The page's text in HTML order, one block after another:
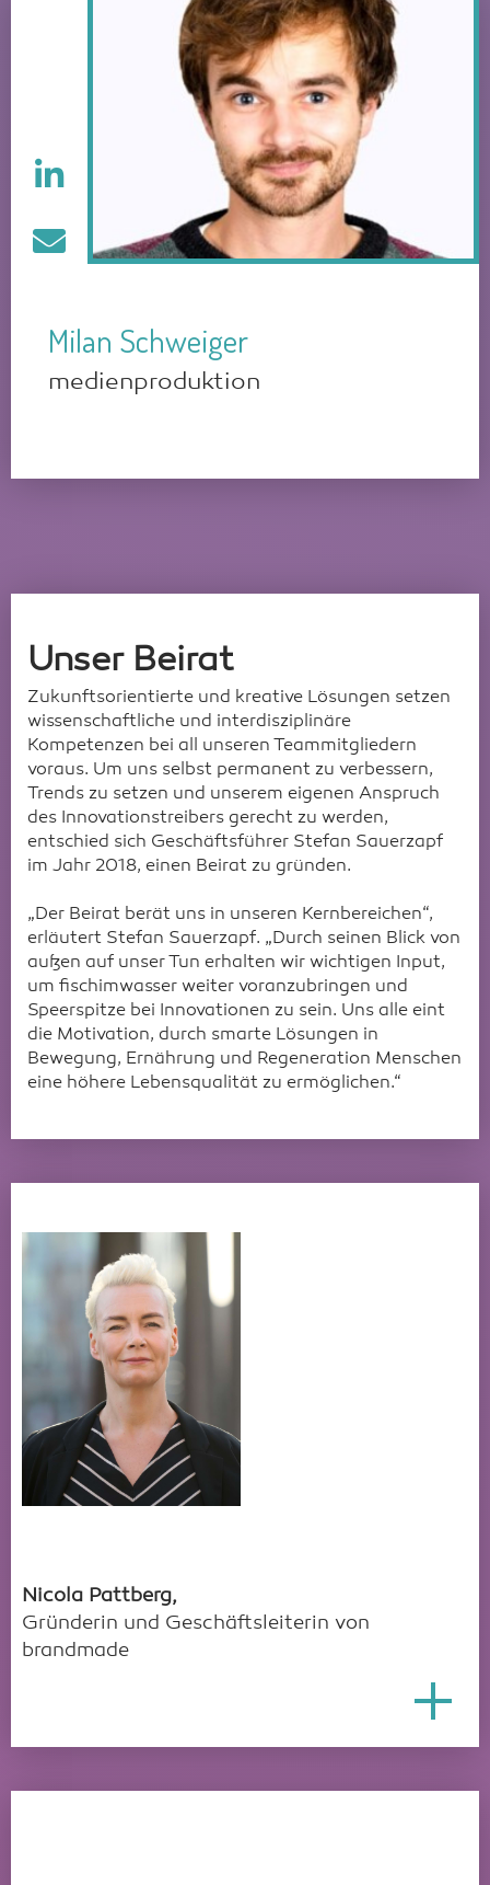
Milan Schweiger
medienproduktion
Unser Beirat
Zukunftsorientierte und kreative Lösungen setzen
wissenschaftliche und interdisziplinäre
Kompetenzen bei all unseren Teammitgliedern
voraus. Um uns selbst permanent zu verbessern,
Trends zu setzen und unserem eigenen Anspruch
des Innovationstreibers gerecht zu werden,
entschied sich Geschäftsführer Stefan Sauerzapf
im Jahr 2018, einen Beirat zu gründen.
„Der Beirat berät uns in unseren Kernbereichen“,
erläutert Stefan Sauerzapf. „Durch seinen Blick von
außen auf unser Tun erhalten wir wichtigen Input,
um fischimwasser weiter voranzubringen und
Speerspitze bei Innovationen zu sein. Uns alle eint
die Motivation, durch smarte Lösungen in
Bewegung, Ernährung und Regeneration Menschen
eine höhere Lebensqualität zu ermöglichen.“
Nicola Pattberg,
Gründerin und Geschäftsleiterin von
brandmade